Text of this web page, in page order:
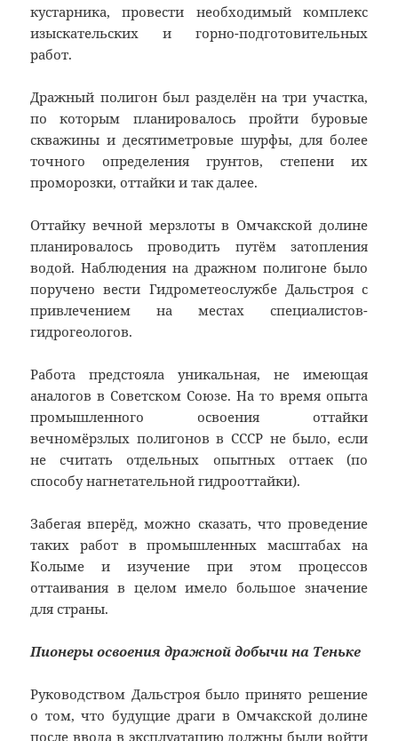
кустарника, провести необходимый комплекс
изыскательских и горно-подготовительных
работ.
Дражный полигон был разделён на три участка,
по которым планировалось пройти буровые
скважины и десятиметровые шурфы, для более
точного определения грунтов, степени их
проморозки, оттайки и так далее.
Оттайку вечной мерзлоты в Омчакской долине
планировалось проводить путём затопления
водой. Наблюдения на дражном полигоне было
поручено вести Гидрометеослужбе Дальстроя с
привлечением на местах специалистов-
гидрогеологов.
Работа предстояла уникальная, не имеющая
аналогов в Советском Союзе. На то время опыта
промышленного освоения оттайки
вечномёрзлых полигонов в СССР не было, если
не считать отдельных опытных оттаек (по
способу нагнетательной гидрооттайки).
Забегая вперёд, можно сказать, что проведение
таких работ в промышленных масштабах на
Колыме и изучение при этом процессов
оттаивания в целом имело большое значение
для страны.
Пионеры освоения дражной добычи на Теньке
Руководством Дальстроя было принято решение
о том, что будущие драги в Омчакской долине
после ввода в эксплуатацию должны были войти